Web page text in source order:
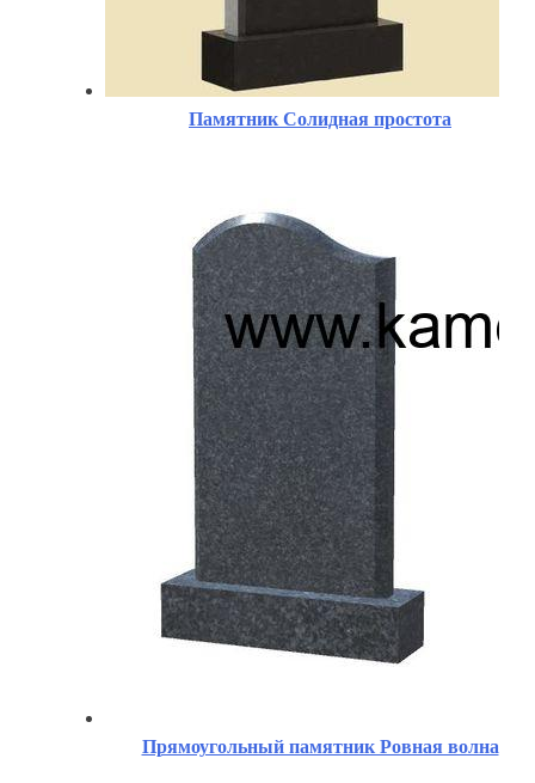
Памятник Солидная простота
Прямоугольный памятник Ровная волна